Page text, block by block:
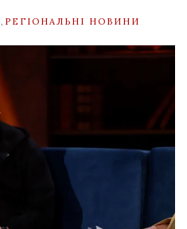
РЕГІОНАЛЬНІ НОВИНИ